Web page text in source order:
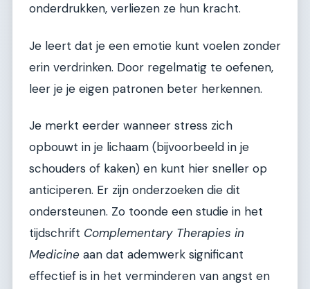
onderdrukken, verliezen ze hun kracht.
Je leert dat je een emotie kunt voelen zonder
erin verdrinken. Door regelmatig te oefenen,
leer je je eigen patronen beter herkennen.
Je merkt eerder wanneer stress zich
opbouwt in je lichaam (bijvoorbeeld in je
schouders of kaken) en kunt hier sneller op
anticiperen. Er zijn onderzoeken die dit
ondersteunen. Zo toonde een studie in het
tijdschrift Complementary Therapies in
Medicine aan dat ademwerk significant
effectief is in het verminderen van angst en